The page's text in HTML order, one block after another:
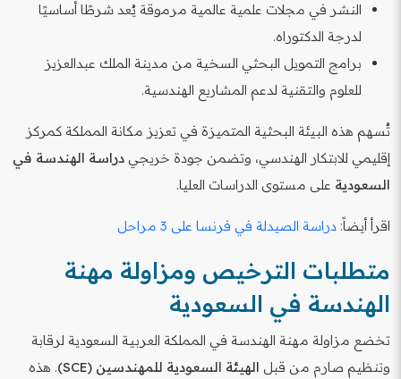
النشر في مجلات علمية عالمية مرموقة يُعد شرطًا أساسيًا
لدرجة الدكتوراه.
برامج التمويل البحثي السخية من مدينة الملك عبدالعزيز
للعلوم والتقنية لدعم المشاريع الهندسية.
تُسهم هذه البيئة البحثية المتميزة في تعزيز مكانة المملكة كمركز
إقليمي للابتكار الهندسي، وتضمن جودة خريجي دراسة الهندسة في
السعودية على مستوى الدراسات العليا.
اقرأ أيضاً: دراسة الصيدلة في فرنسا على 3 مراحل
متطلبات الترخيص ومزاولة مهنة
الهندسة في السعودية
تخضع مزاولة مهنة الهندسة في المملكة العربية السعودية لرقابة
وتنظيم صارم من قبل الهيئة السعودية للمهندسين (SCE)
. هذه